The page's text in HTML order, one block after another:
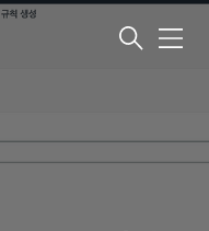
메